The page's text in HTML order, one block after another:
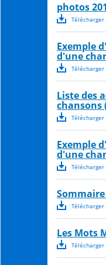
photos
Télécharger
Exemple
d'une
Télécharger
Liste des
chansons
Télécharger
Exemple
d'une
Télécharger
Sommaire
Télécharger
Les Mots
Télécharger